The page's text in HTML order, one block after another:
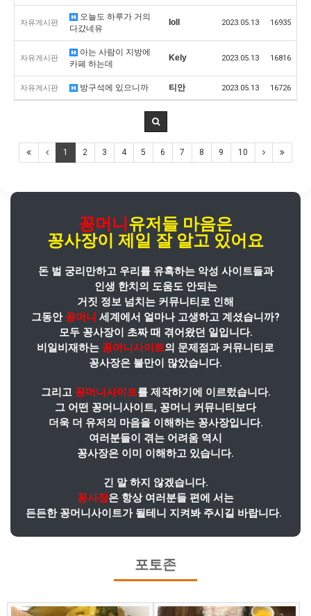
자유게시판
오늘도 하루가 거의
다갔네유
Ioll 2023.05.13 16935
자유게시판
아는 사람이 지방에
카페 하는데
Kely 2023.05.13 16816
자유게시판 방구석에 있으니까 티안 2023.05.13 16726
1 2 3 4 5 6 7 8 9 10
꽁머니 유저들 마음은
꽁사장이 제일 잘 알고 있어요
돈 벌 궁리만하고 우리를 유혹하는 악성 사이트들과
인생 한치의 도움도 안되는
거짓 정보 넘치는 커뮤니티로 인해
그동안 꽁머니 세계에서 얼마나 고생하고 계셨습니까?
모두 꽁사장이 초짜 때 겪어왔던 일입니다.
비일비재하는 꽁머니사이트의 문제점과 커뮤니티로
꽁사장은 불만이 많았습니다.
그리고 꽁머니사이트를 제작하기에 이르렀습니다.
그 어떤 꽁머니사이트, 꽁머니 커뮤니티보다
더욱 더 유저의 마음을 이해하는 꽁사장입니다.
여러분들이 겪는 어려움 역시
꽁사장은 이미 이해하고 있습니다.
긴 말 하지 않겠습니다.
꽁사장은 항상 여러분들 편에 서는
든든한 꽁머니사이트가 될테니 지켜봐 주시길 바랍니다.
포토존